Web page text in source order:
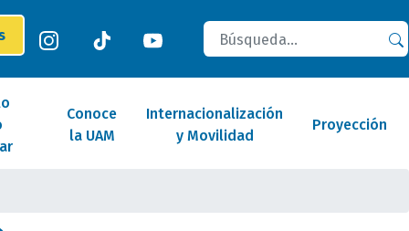
Buscar
Conoce
la UAM
Internacionalización
y Movilidad
Proyección